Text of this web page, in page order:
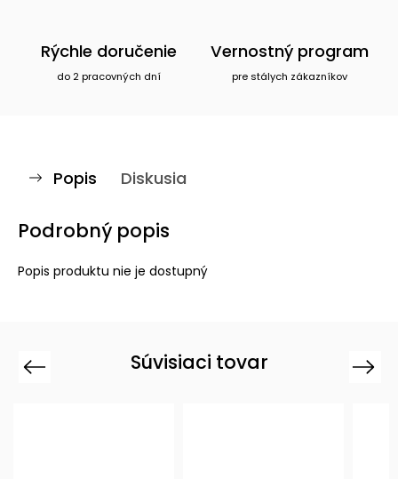
Rýchle doručenie
do 2 pracovných dní
Vernostný program
pre stálych zákazníkov
Popis Diskusia
Podrobný popis
Popis produktu nie je dostupný
Súvisiaci tovar
Previous Next